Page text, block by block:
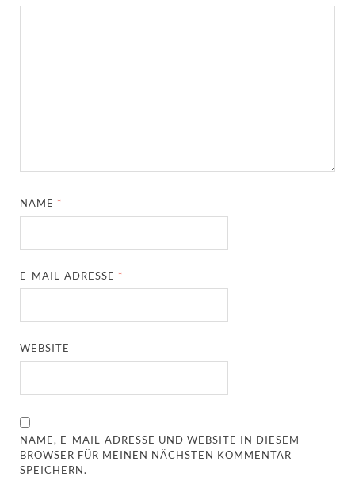
NAME *
E-MAIL-ADRESSE *
WEBSITE
NAME, E-MAIL-ADRESSE UND WEBSITE IN DIESEM
BROWSER FÜR MEINEN NÄCHSTEN KOMMENTAR
SPEICHERN.